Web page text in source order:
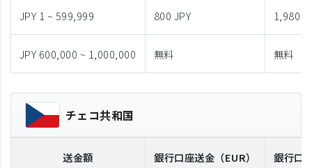
JPY 1 ~ 599,999 800 JPY 1,980
JPY 600,000 ~ 1,000,000 無料 無料
チェコ共和国
送金額 銀行口座送金 （EUR） 銀行口